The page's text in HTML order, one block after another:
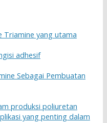
Triamine yang utama
adhesif
Sebagai Pembuatan
produksi poliuretan
yang penting dalam